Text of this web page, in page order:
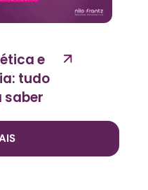
e
tudo
saber